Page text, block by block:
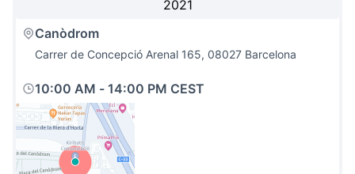
2021
Canòdrom
Carrer de Concepció Arenal 165, 08027 Barcelona
10:00 AM - 14:00 PM CEST